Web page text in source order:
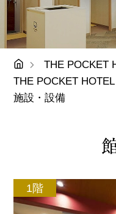
THE POCKET
THE POCKET
施設・設備
1階